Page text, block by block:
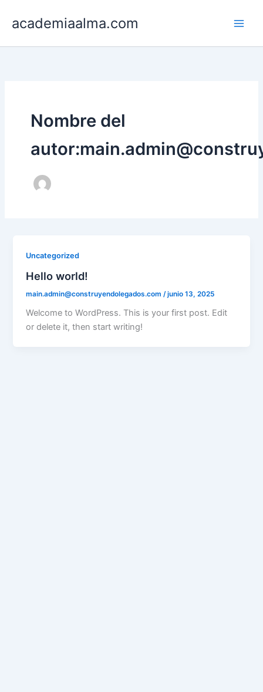
academiaalma.com
Nombre del
Uncategorized
Hello world!
main.admin@construyendolegados.com /junio 13, 2025
Welcome to WordPress. This is your first post. Edit
or delete it, then start writing!